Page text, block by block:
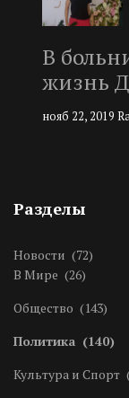
В
жизнь
нояб 22, 2019
Разделы
Новости (72)
В Мире (26)
Общество (143)
Политика (140)
Культура и Спорт